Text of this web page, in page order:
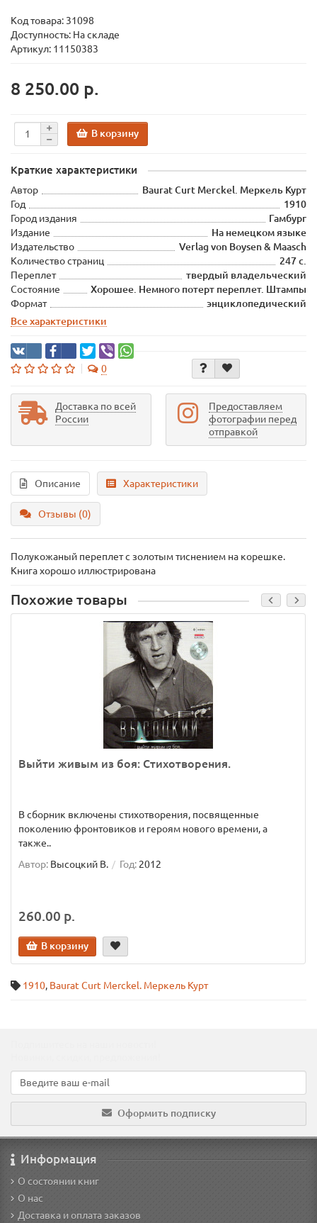
Код товара: 31098
Доступность: На складе
Артикул: 11150383
8 250.00 р.
В корзину
Краткие характеристики
Автор
Baurat Curt Merckel. Меркель Курт
Год
1910
Город издания
Гамбург
Издание
На немецком языке
Издательство
Verlag von Boysen & Maasch
Количество страниц
247 с.
Переплет
твердый владельческий
Состояние
Хорошее. Немного потерт переплет. Штампы
Формат
энциклопедический
Все характеристики
0
Доставка по всей
России
Предоставляем
фотографии перед
отправкой
Описание Характеристики
Отзывы (0)
Полукожаный переплет с золотым тиснением на корешке.
Книга хорошо иллюстрирована
Похожие товары
Выйти живым из боя: Стихотворения.
В сборник включены стихотворения, посвященные
поколению фронтовиков и героям нового времени, а
также..
Автор: Высоцкий В. Год: 2012
260.00 р.
В корзину
1910, Baurat Curt Merckel. Меркель Курт
Оформить подписку
Информация
О состоянии книг
О нас
Доставка и оплата заказов